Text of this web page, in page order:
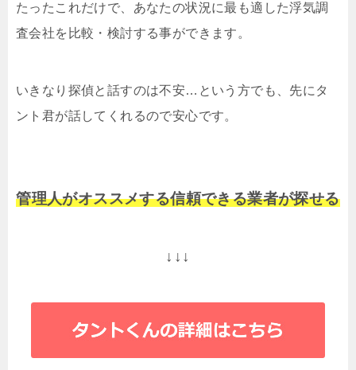
たったこれだけで、あなたの状況に最も適した浮気調
査会社を比較・検討する事ができます。
いきなり探偵と話すのは不安…という方でも、先にタ
ント君が話してくれるので安心です。
管理人がオススメする信頼できる業者が探せる
↓↓↓